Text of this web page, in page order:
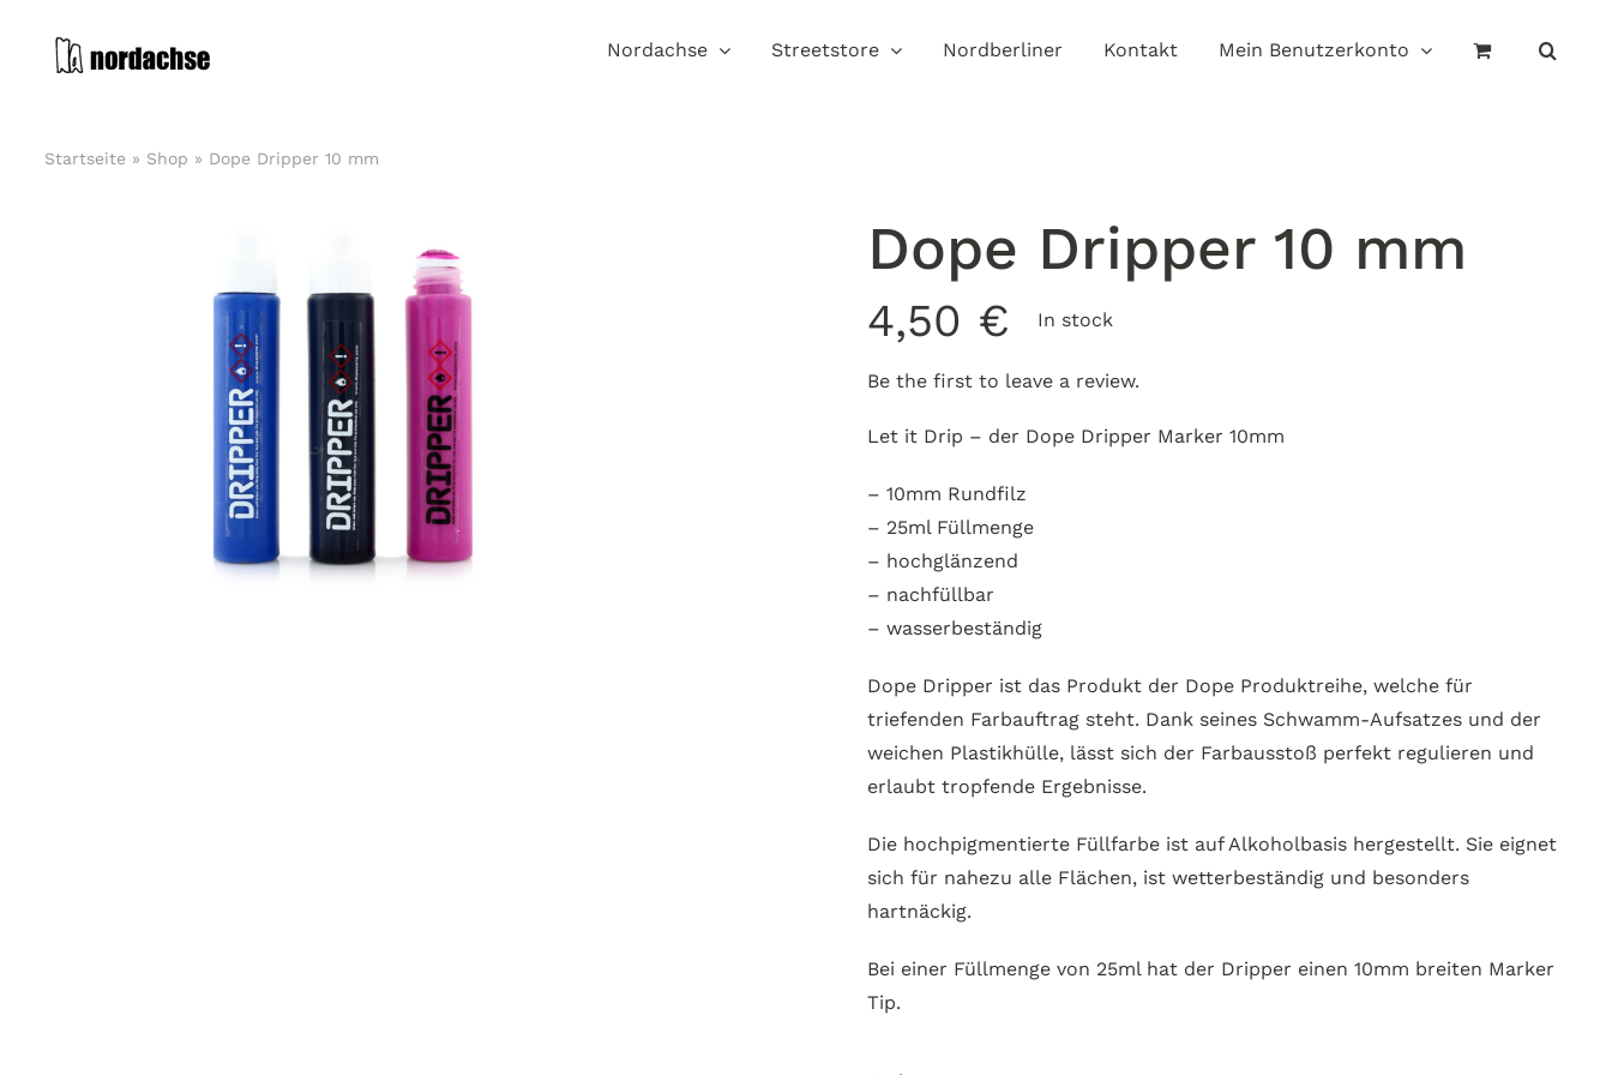
Nordachse Streetstore Nordberliner Kontakt Mein Benutzerkonto
Startseite » Shop » Dope Dripper 10 mm
Dope Dripper 10 mm
4,50 € In stock
Be the first to leave a review.
Let it Drip – der Dope Dripper Marker 10mm
– 10mm Rundfilz
– 25ml Füllmenge
– hochglänzend
– nachfüllbar
– wasserbeständig
Dope Dripper ist das Produkt der Dope Produktreihe, welche für
triefenden Farbauftrag steht. Dank seines Schwamm-Aufsatzes und der
weichen Plastikhülle, lässt sich der Farbausstoß perfekt regulieren und
erlaubt tropfende Ergebnisse.
Die hochpigmentierte Füllfarbe ist auf Alkoholbasis hergestellt. Sie eignet
sich für nahezu alle Flächen, ist wetterbeständig und besonders
hartnäckig.
Bei einer Füllmenge von 25ml hat der Dripper einen 10mm breiten Marker
Tip.